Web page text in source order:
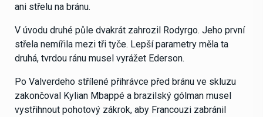
ani střelu na bránu.
V úvodu druhé půle dvakrát zahrozil Rodyrgo. Jeho první
střela nemířila mezi tři tyče. Lepší parametry měla ta
druhá, tvrdou ránu musel vyrážet Ederson.
Po Valverdeho střílené přihrávce před bránu ve skluzu
zakončoval Kylian Mbappé a brazilský gólman musel
vystřihnout pohotový zákrok, aby Francouzi zabránil